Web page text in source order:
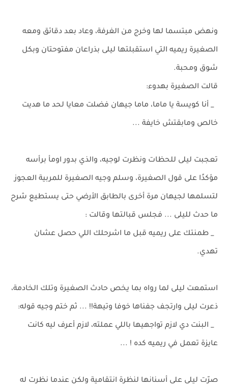
ونهض مبتسما لها وخرج من الغرفة، وعاد بعد دقائق ومعه
الصغيرة ريميه التي استقبلتها ليلى بذراعان مفتوحتان وبكل
شوق ومحبة.
قالت الصغيرة بهدوء:
_ أنا كويسة يا ماما، ماما جيهان فضلت معايا لحد ما هديت
خالص ومابقتش خايفة ...
تعجبت ليلى للحظات ونظرت لوجيه، والذي بدور اومأ برأسه
مؤكدًا على قول الصغيرة، وسلم وجيه الصغيرة للمربية العجوز
لتسلمها لجيهان مرة أخرى بالطابق الأرضي حتى يستطيع شرح
ما حدث لليلى ... فجلس قبالتها وقالت :
_ طمنتك على ريميه قبل ما اشرحلك اللي حصل عشان
تهدي.
استمعت ليلى لما رواه بما يخص حادث الصغيرة وتلك الخادمة،
ذعرت ليلى وارتجف جفناها خوفا وتيهة!! ... ثم ختم وجيه قوله:
_ البنت دي لازم تواجهيها باللي عملته، لازم أعرف ليه كانت
عايزة تعمل في ريميه كده ! ...
صرّت ليلى على أسنانها لنظرة انتقامية ولكن عندما نظرت له